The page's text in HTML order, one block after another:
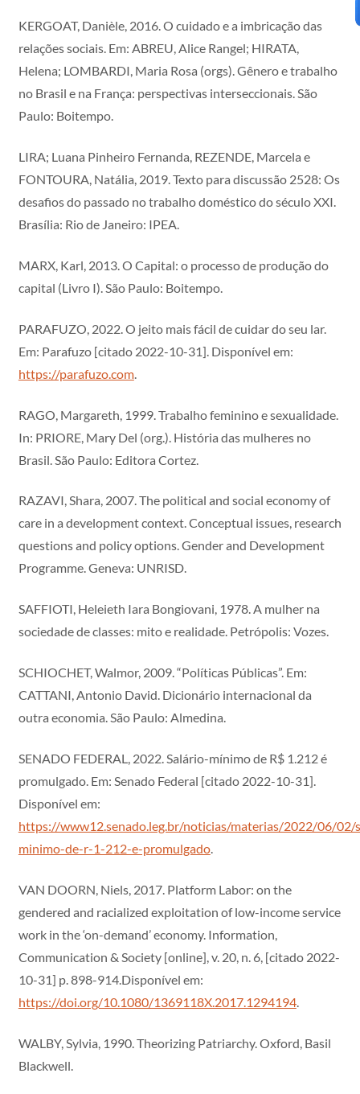
KERGOAT, Danièle, 2016. O cuidado e a imbricação das
relações sociais. Em: ABREU, Alice Rangel; HIRATA,
Helena; LOMBARDI, Maria Rosa (orgs). Gênero e trabalho
no Brasil e na França: perspectivas interseccionais. São
Paulo: Boitempo.
LIRA; Luana Pinheiro Fernanda, REZENDE, Marcela e
FONTOURA, Natália, 2019. Texto para discussão 2528: Os
desafios do passado no trabalho doméstico do século XXI.
Brasília: Rio de Janeiro: IPEA.
MARX, Karl, 2013. O Capital: o processo de produção do
capital (Livro I). São Paulo: Boitempo.
PARAFUZO, 2022. O jeito mais fácil de cuidar do seu lar.
Em: Parafuzo [citado 2022-10-31]. Disponível em:
https://parafuzo.com.
RAGO, Margareth, 1999. Trabalho feminino e sexualidade.
In: PRIORE, Mary Del (org.). História das mulheres no
Brasil. São Paulo: Editora Cortez.
RAZAVI, Shara, 2007. The political and social economy of
care in a development context. Conceptual issues, research
questions and policy options. Gender and Development
Programme. Geneva: UNRISD.
SAFFIOTI, Heleieth Iara Bongiovani, 1978. A mulher na
sociedade de classes: mito e realidade. Petrópolis: Vozes.
SCHIOCHET, Walmor, 2009. “Políticas Públicas”. Em:
CATTANI, Antonio David. Dicionário internacional da
outra economia. São Paulo: Almedina.
SENADO FEDERAL, 2022. Salário-mínimo de R$ 1.212 é
promulgado. Em: Senado Federal [citado 2022-10-31].
Disponível em:
https://www12.senado.leg.br/noticias/materias/2022/06/02/
minimo-de-r-1-212-e-promulgado.
VAN DOORN, Niels, 2017. Platform Labor: on the
gendered and racialized exploitation of low-income service
work in the ‘on-demand’ economy. Information,
Communication & Society [online], v. 20, n. 6, [citado 2022-
10-31] p. 898-914.Disponível em:
https://doi.org/10.1080/1369118X.2017.1294194.
WALBY, Sylvia, 1990. Theorizing Patriarchy. Oxford, Basil
Blackwell.